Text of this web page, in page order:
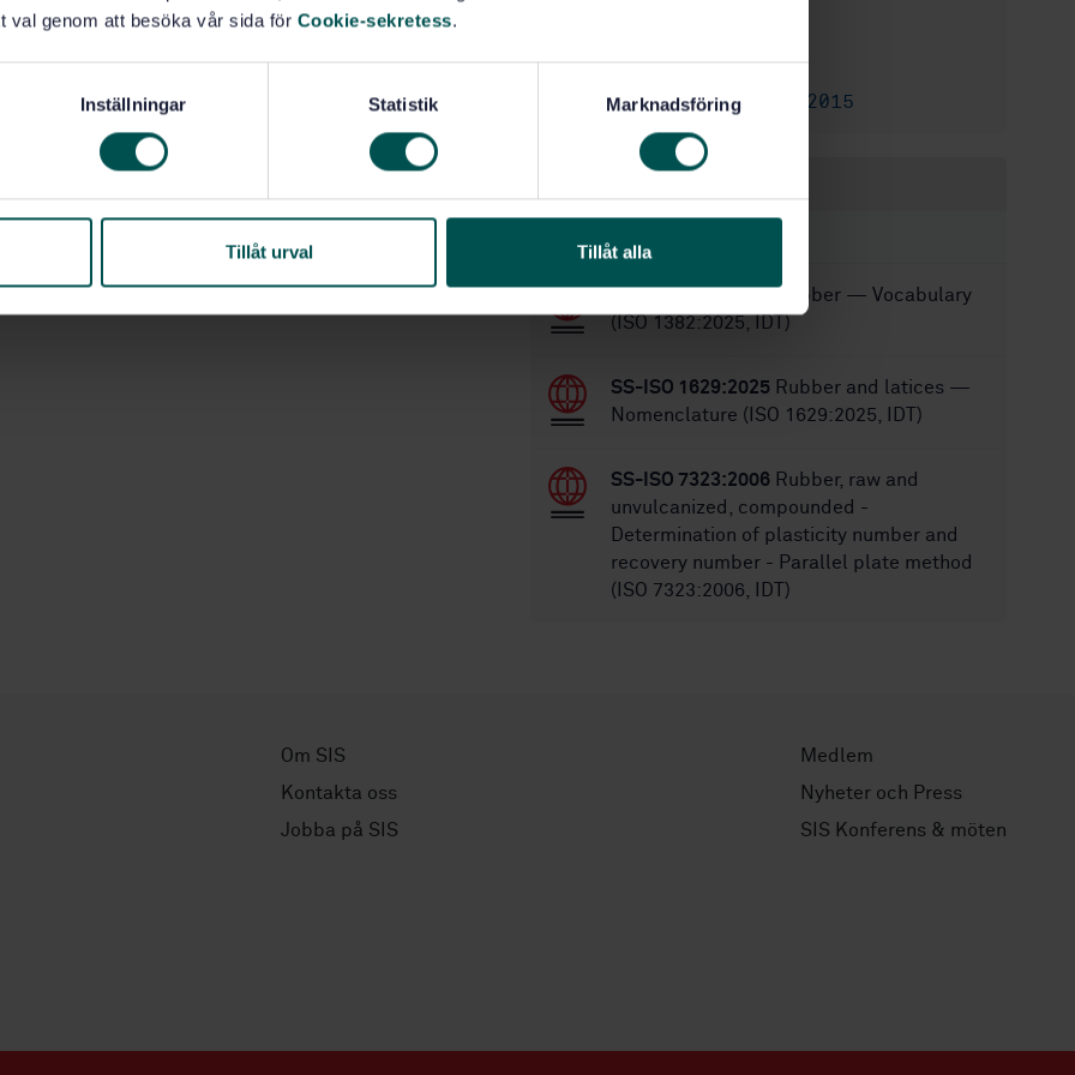
val genom att besöka vår sida för Cookie-sekretess.
Inställningar Statistik Marknadsföring
Tillåt urval Tillåt alla
No of pages:24
Replaces: SS-ISO 17257:2015
Rubber — Vocabulary
(ISO 1382:2025, IDT)
SS-ISO 1629:2025 Rubber and latices —
Nomenclature (ISO 1629:2025, IDT)
SS-ISO 7323:2006 Rubber, raw and
unvulcanized, compounded -
Determination of plasticity number and
recovery number - Parallel plate method
(ISO 7323:2006, IDT)
Om SIS
Kontakta oss
Jobba på SIS
Medlem
Nyheter och Press
SIS Konferens & möten